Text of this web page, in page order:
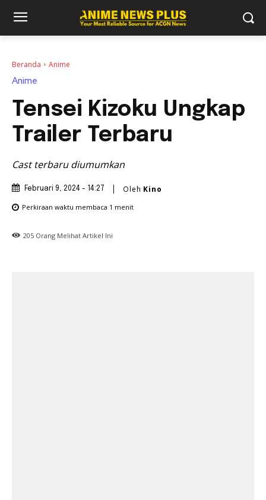
Beranda Anime
Anime
Tensei Kizoku Ungkap
Trailer Terbaru
Cast terbaru diumumkan
Februari 9, 2024 - 14:27 Oleh Kino
Perkiraan waktu membaca 1 menit
205 Orang Melihat Artikel Ini